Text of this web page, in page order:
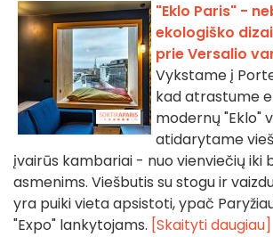
"Eklo Paris" -
ekologiško
prie Versalio
Vykstame į
kad atrastume
modernų "Eklo"
atidarytame
įvairūs kambariai - nuo vienviečių iki
asmenims. Viešbutis su stogu ir
yra puiki vieta apsistoti, ypač
"Expo" lankytojams. [Skaityti daugiau]